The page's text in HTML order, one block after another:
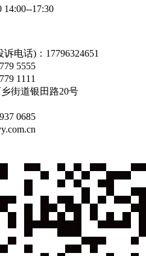
14:00--17:30
电话)：17796324651
5555
1111
街道银田路20号
0685